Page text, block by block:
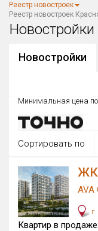
Район в регионе
Все
Район в городе
Цена
от
Общая площадь, м²
Реестр новостроек
Реестр новостроек
Новостройки
Минимальная цена по
Сортировать по
ЖК
AVA
Квартир в продаже: